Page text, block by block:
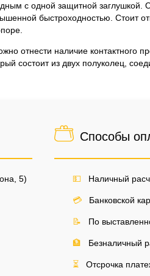
с одной защитной
быстроходностью. Стоит
отнести наличие контактного
состоит из двух полуколец,
5)
Способы
💵 Наличный
💳 Банковской
📝 По
🏦 Безналичный
⏳ Отсрочка